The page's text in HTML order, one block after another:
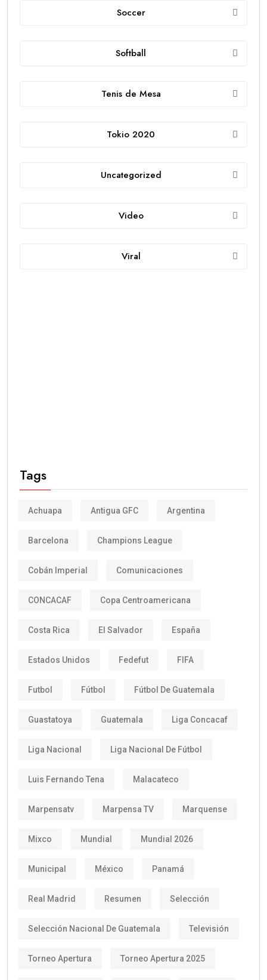
Soccer
Softball
Tenis de Mesa
Tokio 2020
Uncategorized
Video
Viral
Tags
Achuapa Antigua GFC Argentina
Barcelona Champions League
Cobán Imperial Comunicaciones
CONCACAF Copa Centroamericana
Costa Rica El Salvador España
Estados Unidos Fedefut FIFA
Futbol Fútbol Fútbol De Guatemala
Guastatoya Guatemala Liga Concacaf
Liga Nacional Liga Nacional De Fútbol
Luis Fernando Tena Malacateco
Marpensatv Marpensa TV Marquense
Mixco Mundial Mundial 2026
Municipal México Panamá
Real Madrid Resumen Selección
Selección Nacional De Guatemala Televisión
Torneo Apertura Torneo Apertura 2025